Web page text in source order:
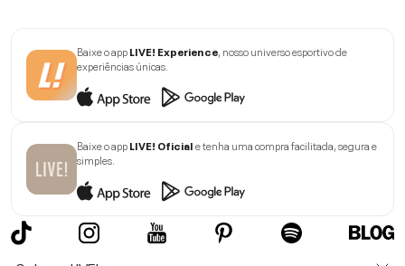
Baixe o appLIVE! Experience, nosso universo esportivo de
experiências únicas.
Baixe o appLIVE! Oficiale tenha uma compra facilitada, segura e
simples.